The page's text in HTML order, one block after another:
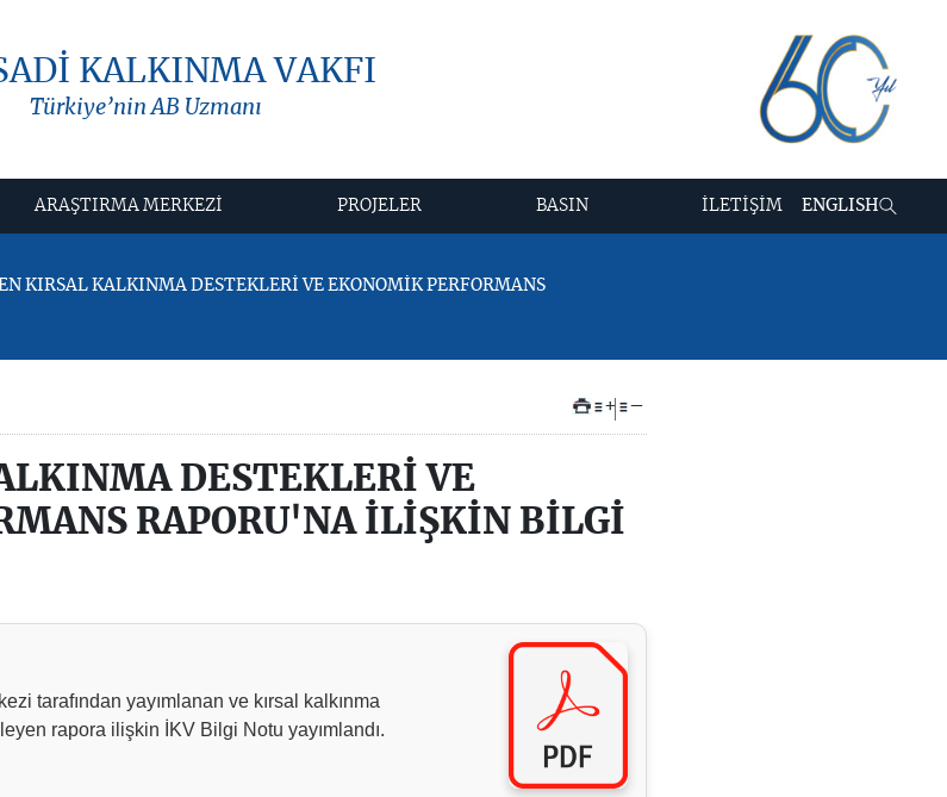
KALKINMA VAKFI
Türkiye’nin AB Uzmanı
ARAŞTIRMA MERKEZİ PROJELER BASIN İLETİŞİM ENGLISH
KIRSAL KALKINMA DESTEKLERİ VE EKONOMİK PERFORMANS
+ –
DESTEKLERİ VE
RAPORU'NA İLİŞKİN BİLGİ
tarafından yayımlanan ve kırsal kalkınma
rapora ilişkin İKV Bilgi Notu yayımlandı.